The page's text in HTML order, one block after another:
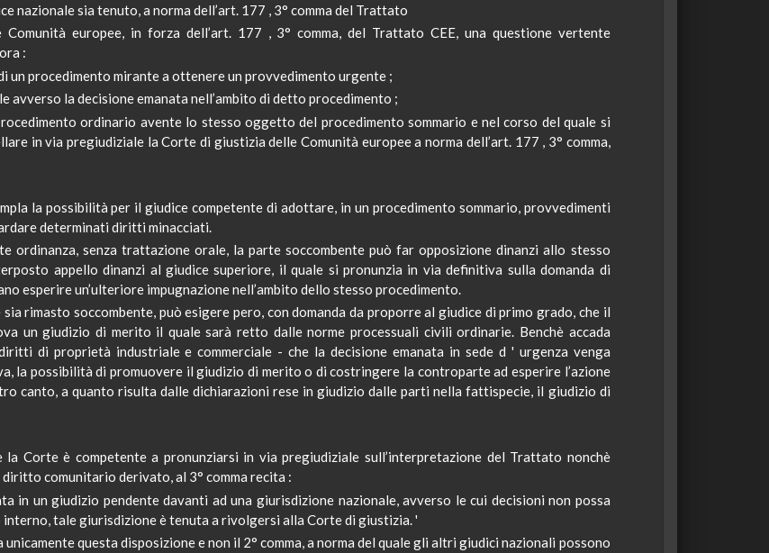
nazionale sia tenuto, a norma dell’art. 177 , 3° comma del Trattato
europee, in forza dell’art. 177 ,3° comma, del Trattato CEE, una questione vertente
:
un procedimento mirante a ottenere un provvedimento urgente ;
avverso la decisione emanata nell’ambito di detto procedimento ;
ordinario avente lo stesso oggetto del procedimento sommario e nel corso del quale si
in via pregiudiziale la Corte di giustizia delle Comunità europee a norma dell’art. 177 , 3° comma,
la possibilità per il giudice competente di adottare, in un procedimento sommario, provvedimenti
determinati diritti minacciati.
ordinanza, senza trattazione orale, la parte soccombente può far opposizione dinanzi allo stesso
appello dinanzi al giudice superiore, il quale si pronunzia in via definitiva sulla domanda di
esperire un’ulteriore impugnazione nell’ambito dello stesso procedimento.
rimasto soccombente, può esigere pero, con domanda da proporre al giudice di primo grado, che il
un giudizio di merito il quale sarà retto dalle norme processuali civili ordinarie. Benchèaccada
di proprietà industriale e commerciale - che la decisione emanata in sede d ' urgenza venga
la possibilità di promuovere il giudizio di merito o di costringere la controparte ad esperire l’azione
canto, a quanto risulta dalle dichiarazioni rese in giudizio dalle parti nella fattispecie, il giudizio di
la Corteè competente a pronunziarsi in via pregiudiziale sull’interpretazione del Trattato nonchè
comunitario derivato, al 3° comma recita :
in un giudizio pendente davanti ad una giurisdizione nazionale, avverso le cui decisioni non possa
tale giurisdizione è tenuta a rivolgersi alla Corte di giustizia.'
questa disposizione e non il 2° comma, a norma del quale gli altri giudici nazionali possono